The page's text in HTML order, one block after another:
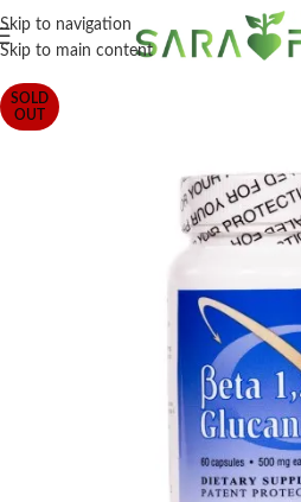
Skip to navigation
Skip to main content
SOLD
OUT